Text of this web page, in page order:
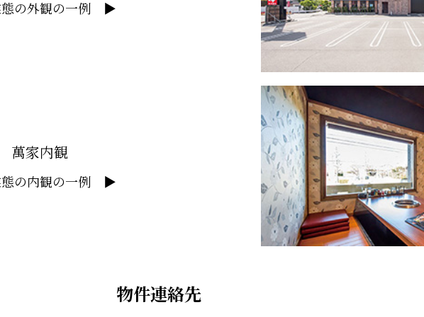
態の外観の一例 ▶
萬家内観
態の内観の一例 ▶
物件連絡先